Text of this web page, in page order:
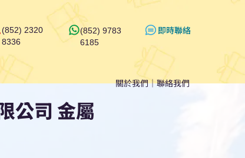
(852) 2320
8336
(852) 9783
6185
​即時聯絡
關於我們｜聯絡我們
公司 金屬